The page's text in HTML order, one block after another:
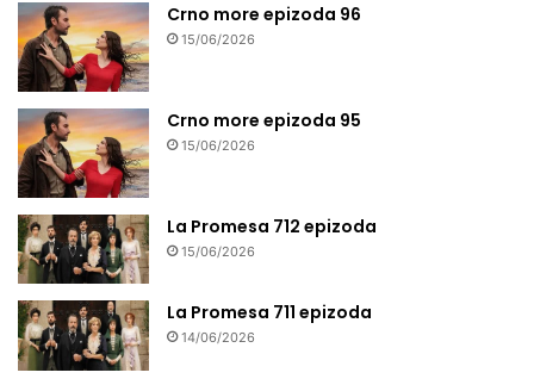
Crno more epizoda 96
15/06/2026
Crno more epizoda 95
15/06/2026
La Promesa 712 epizoda
15/06/2026
La Promesa 711 epizoda
14/06/2026